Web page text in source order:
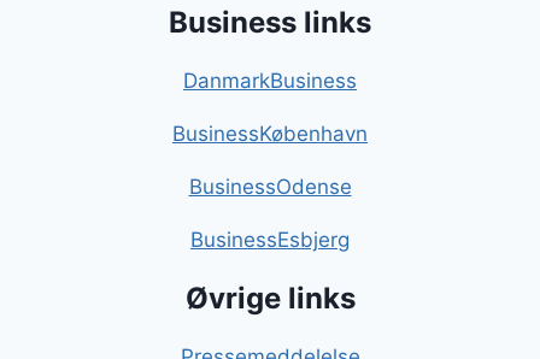
Business links
DanmarkBusiness
BusinessKøbenhavn
BusinessOdense
BusinessEsbjerg
Øvrige links